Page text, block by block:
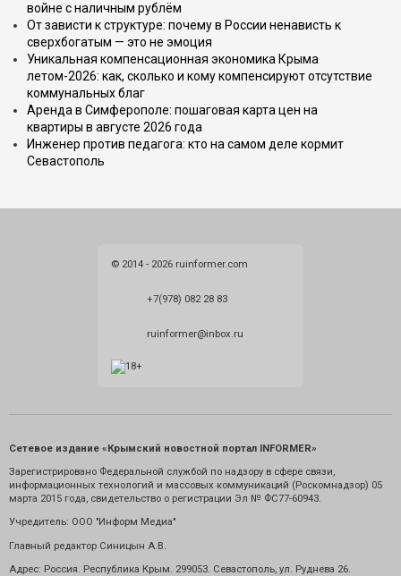
войне с наличным рублём
От зависти к структуре: почему в России ненависть к
сверхбогатым — это не эмоция
Уникальная компенсационная экономика Крыма
летом-2026: как, сколько и кому компенсируют отсутствие
коммунальных благ
Аренда в Симферополе: пошаговая карта цен на
квартиры в августе 2026 года
Инженер против педагога: кто на самом деле кормит
Севастополь
© 2014 - 2026 ruinformer.com
+7(978) 082 28 83
ruinformer@inbox.ru
Сетевое издание «Крымский новостной портал INFORMER»
Зарегистрировано Федеральной службой по надзору в сфере связи,
информационных технологий и массовых коммуникаций (Роскомнадзор) 05
марта 2015 года, свидетельство о регистрации Эл № ФС77-60943.
Учредитель: ООО "Информ Медиа"
Главный редактор Синицын А.В.
Адрес: Россия. Республика Крым. 299053. Севастополь, ул. Руднева 26.